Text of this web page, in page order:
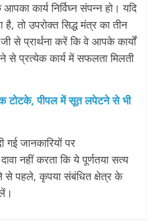
कार्य निर्विघ्न संपन्न हो। यदि
तो उपरोक्त सिद्ध मंत्र का तीन
से प्रार्थना करें कि वे आपके कार्यों
से प्रत्येक कार्य में सफलता मिलती
टोटके, पीपल में सूत लपेटने से भी
जानकारियों पर
नहीं करता कि ये पूर्णतया सत्य
से पहले, कृपया संबंधित क्षेत्र के